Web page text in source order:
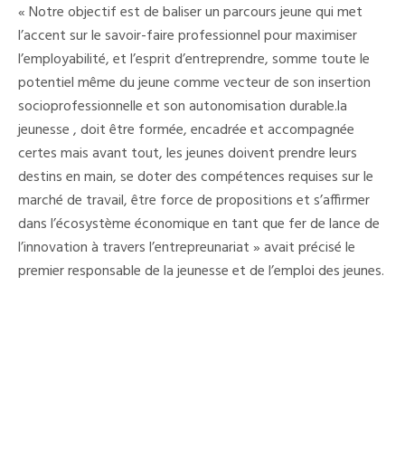
« Notre objectif est de baliser un parcours jeune qui met
l’accent sur le savoir-faire professionnel pour maximiser
l’employabilité, et l’esprit d’entreprendre, somme toute le
potentiel même du jeune comme vecteur de son insertion
socioprofessionnelle et son autonomisation durable.la
jeunesse , doit être formée, encadrée et accompagnée
certes mais avant tout, les jeunes doivent prendre leurs
destins en main, se doter des compétences requises sur le
marché de travail, être force de propositions et s’affirmer
dans l’écosystème économique en tant que fer de lance de
l’innovation à travers l’entrepreunariat » avait précisé le
premier responsable de la jeunesse et de l’emploi des jeunes.